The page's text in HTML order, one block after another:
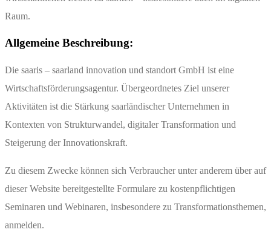
Raum.
Allgemeine Beschreibung:
Die saaris – saarland innovation und standort GmbH ist eine
Wirtschaftsförderungsagentur. Übergeordnetes Ziel unserer
Aktivitäten ist die Stärkung saarländischer Unternehmen in
Kontexten von Strukturwandel, digitaler Transformation und
Steigerung der Innovationskraft.
Zu diesem Zwecke können sich Verbraucher unter anderem über auf
dieser Website bereitgestellte Formulare zu kostenpflichtigen
Seminaren und Webinaren, insbesondere zu Transformationsthemen,
anmelden.